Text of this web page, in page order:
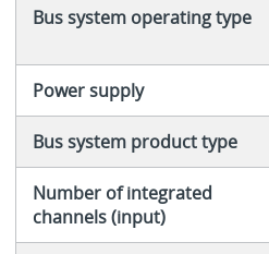
Bus system operating type
Power supply
Bus system product type
Number of integrated
channels (input)